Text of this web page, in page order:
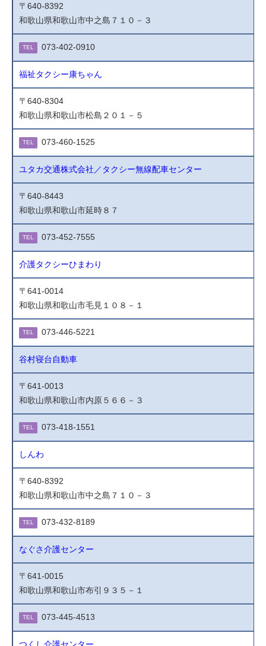
〒640-8392
和歌山県和歌山市中之島７１０－３
TEL 073-402-0910
福祉タクシー康ちゃん
〒640-8304
和歌山県和歌山市松島２０１－５
TEL 073-460-1525
ユタカ交通株式会社／タクシー無線配車センター
〒640-8443
和歌山県和歌山市延時８７
TEL 073-452-7555
介護タクシーひまわり
〒641-0014
和歌山県和歌山市毛見１０８－１
TEL 073-446-5221
谷村寝台自動車
〒641-0013
和歌山県和歌山市内原５６６－３
TEL 073-418-1551
しんわ
〒640-8392
和歌山県和歌山市中之島７１０－３
TEL 073-432-8189
なぐさ介護センター
〒641-0015
和歌山県和歌山市布引９３５－１
TEL 073-445-4513